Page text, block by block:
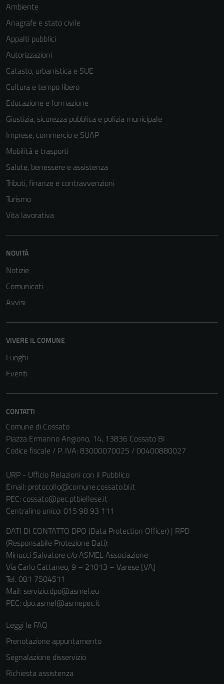
Ambiente
Anagrafe e stato civile
Appalti pubblici
Autorizzazioni
Catasto, urbanistica e SUE
Cultura e tempo libero
Educazione e formazione
Giustizia, sicurezza pubblica e polizia municipale
Imprese, commercio e SUAP
Mobilità e trasporti
Salute, benessere e assistenza
Tributi, finanze e contravvenzioni
Turismo
Vita lavorativa
NOVITÀ
Notizie
Comunicati
Avvisi
VIVERE IL COMUNE
Luoghi
Eventi
CONTATTI
Comune di Cossato
Piazza Ermanno Angiono, 14, 13836 Cossato BI
Codice fiscale / P. IVA: 83000070025 / 00400880027
URP - Ufficio Relazioni con il Pubblico
Email: protocollo@comune.cossato.bi.it
PEC: cossato@pec.ptbiellese.it
Centralino unico: 015 98 93 111
DATI DI CONTATTO DPO (Data Protection Officer) | RPD
(Responsabile Protezione Dati):
Minucci Salvatore c/o ASMEL Associazione
Via Carlo Cattaneo, 9 – 21013 – Varese [VA]
Tel. 081 7504511
Mail: servizio.dpo@asmel.eu
PEC: dpo.asmel@asmepec.it
Leggi le FAQ
Prenotazione appuntamento
Segnalazione disservizio
Richiesta assistenza
Tecnici